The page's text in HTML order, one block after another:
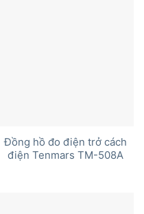
Đồng hồ đo điện trở cách
điện Tenmars TM-508A